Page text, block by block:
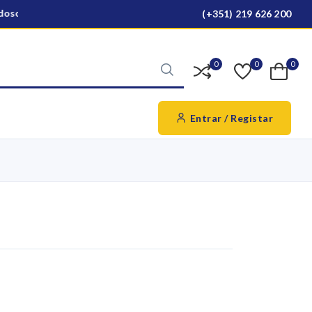
para todo o país (+351) 219 626 200
0 0 0
Entrar / Registar